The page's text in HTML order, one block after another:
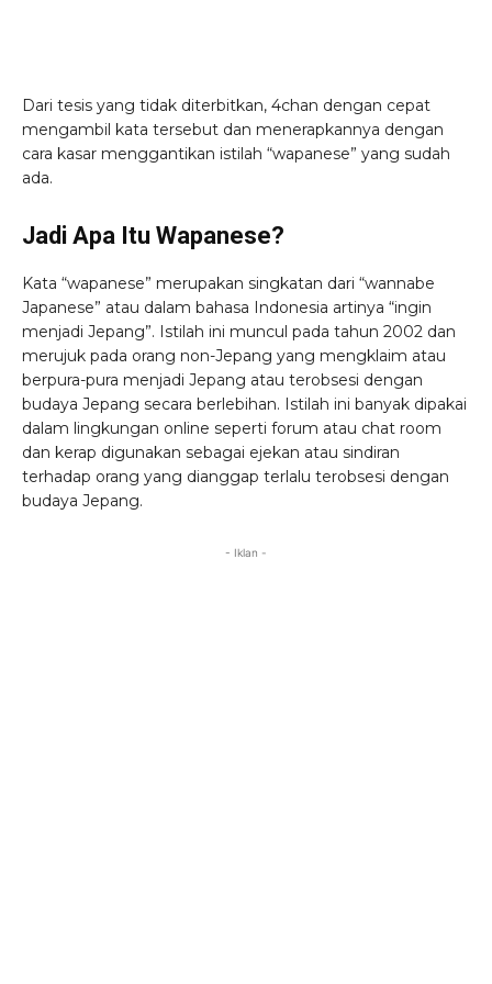
Dari tesis yang tidak diterbitkan, 4chan dengan cepat
mengambil kata tersebut dan menerapkannya dengan
cara kasar menggantikan istilah “wapanese” yang sudah
ada.
Jadi Apa Itu Wapanese?
Kata “wapanese” merupakan singkatan dari “wannabe
Japanese” atau dalam bahasa Indonesia artinya “ingin
menjadi Jepang”. Istilah ini muncul pada tahun 2002 dan
merujuk pada orang non-Jepang yang mengklaim atau
berpura-pura menjadi Jepang atau terobsesi dengan
budaya Jepang secara berlebihan. Istilah ini banyak dipakai
dalam lingkungan online seperti forum atau chat room
dan kerap digunakan sebagai ejekan atau sindiran
terhadap orang yang dianggap terlalu terobsesi dengan
budaya Jepang.
- Iklan -